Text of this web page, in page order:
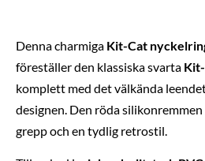
Denna charmiga Kit-Cat
föreställer den klassiska svarta
komplett med det välkända
designen. Den röda
grepp och en tydlig retrostil.